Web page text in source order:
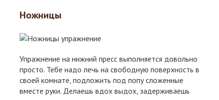
Ножницы
Упражнение на нижний пресс выполняется довольно
просто. Тебе надо лечь на свободную поверхность в
своей комнате, подложить под попу сложенные
вместе руки. Делаешь вдох выдох, задерживаешь